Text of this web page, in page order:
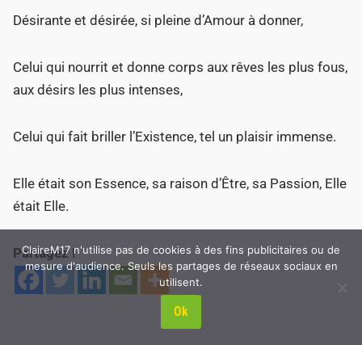
Désirante et désirée, si pleine d’Amour à donner,
Celui qui nourrit et donne corps aux rêves les plus fous,
aux désirs les plus intenses,
Celui qui fait briller l’Existence, tel un plaisir immense.
Elle était son Essence, sa raison d’Être, sa Passion, Elle
était Elle.
Partagez !
ClaireM17 n'utilise pas de cookies à des fins publicitaires ou de
mesure d'audience. Seuls les partages de réseaux sociaux en
utilisent.
Ok